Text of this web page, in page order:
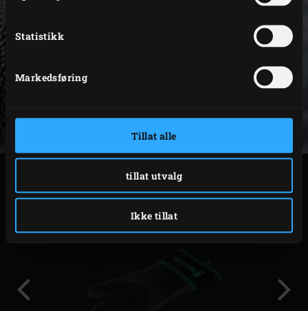
Statistikk
Markedsføring
Tillat alle
tillat utvalg
Ikke tillat
RELATERTE TILBEHØR